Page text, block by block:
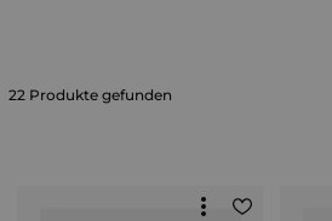
22 Produkte gefunden